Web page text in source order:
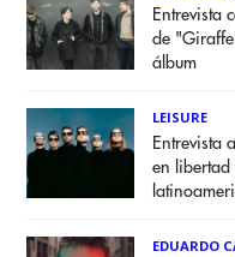
Entrevista
de
álbum
LEISURE
Entrevista
en libertad
EDUARDO